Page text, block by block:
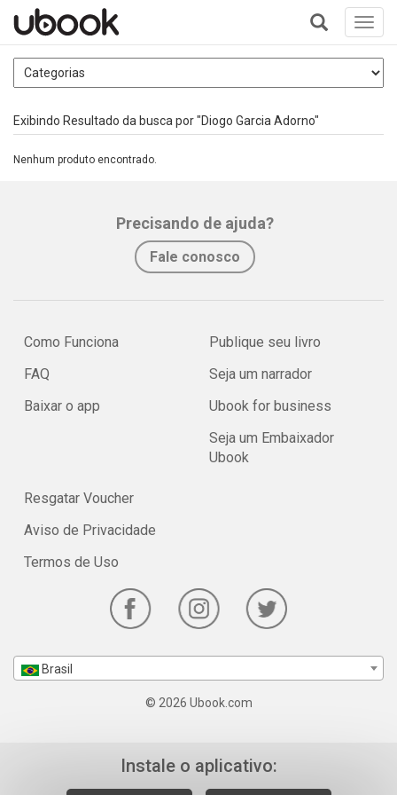
+
Exibindo Resultado da busca por "Diogo Garcia Adorno"
Nenhum produto encontrado.
Precisando de ajuda?
Fale conosco
Como Funciona
FAQ
Baixar o app
Publique seu livro
Seja um narrador
Ubook for business
Seja um Embaixador
Ubook
Resgatar Voucher
Aviso de Privacidade
Termos de Uso
Brasil
© 2026 Ubook.com
Instale o aplicativo: